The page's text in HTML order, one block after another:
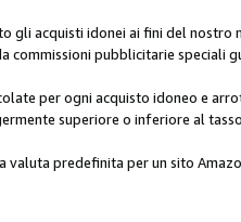
gli acquisti idonei ai fini del
pubblicitarie speciali
per ogni acquisto idoneo e
superiore o inferiore al
predefinita per un sito